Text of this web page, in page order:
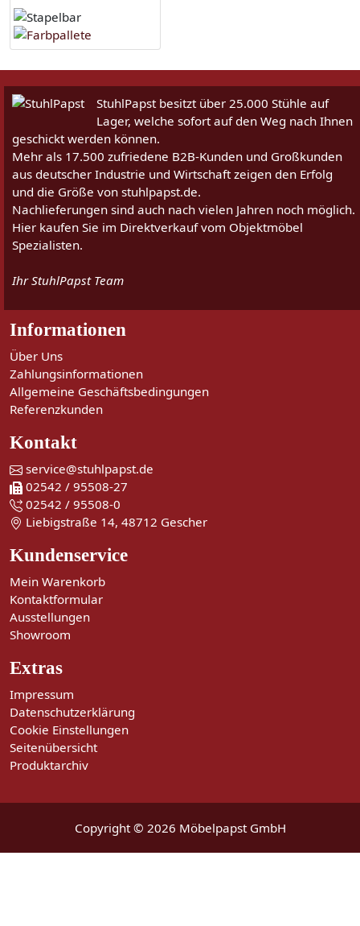
StuhlPapst besitzt über 25.000 Stühle auf
Lager, welche sofort auf den Weg nach Ihnen
geschickt werden können.
Mehr als 17.500 zufriedene B2B-Kunden und Großkunden
aus deutscher Industrie und Wirtschaft zeigen den Erfolg
und die Größe von stuhlpapst.de.
Nachlieferungen sind auch nach vielen Jahren noch möglich.
Hier kaufen Sie im Direktverkauf vom Objektmöbel
Spezialisten.
Ihr StuhlPapst Team
Informationen
Über Uns
Zahlungsinformationen
Allgemeine Geschäftsbedingungen
Referenzkunden
Kontakt
service@stuhlpapst.de
02542 / 95508-27
02542 / 95508-0
Liebigstraße 14, 48712 Gescher
Kundenservice
Mein Warenkorb
Kontaktformular
Ausstellungen
Showroom
Extras
Impressum
Datenschutzerklärung
Cookie Einstellungen
Seitenübersicht
Produktarchiv
Copyright © 2026 Möbelpapst GmbH